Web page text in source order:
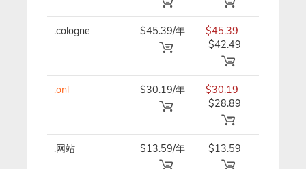
.cologne $45.39/年
$45.39
$42.49
.onl $30.19/年
$30.19
$28.89
.网站 $13.59/年 $13.59